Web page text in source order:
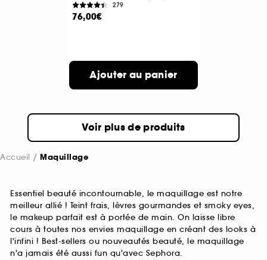
279
76,00€
Ajouter au panier
Voir plus de produits
Accueil Maquillage
Essentiel beauté incontournable, le maquillage est notre
meilleur allié ! Teint frais, lèvres gourmandes et smoky eyes,
le makeup parfait est à portée de main. On laisse libre
cours à toutes nos envies maquillage en créant des looks à
l'infini ! Best-sellers ou nouveautés beauté, le maquillage
n'a jamais été aussi fun qu'avec Sephora.